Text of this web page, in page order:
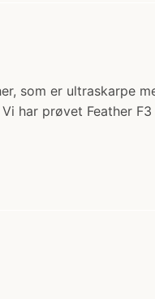
som er ultraskarpe
har prøvet Feather F3